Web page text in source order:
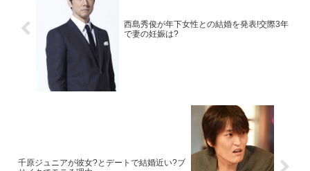
西島秀俊が年下女性との結婚を発表!交際3年
で妻の妊娠は?
千原ジュニアが彼女?とデートで結婚近い?ブ